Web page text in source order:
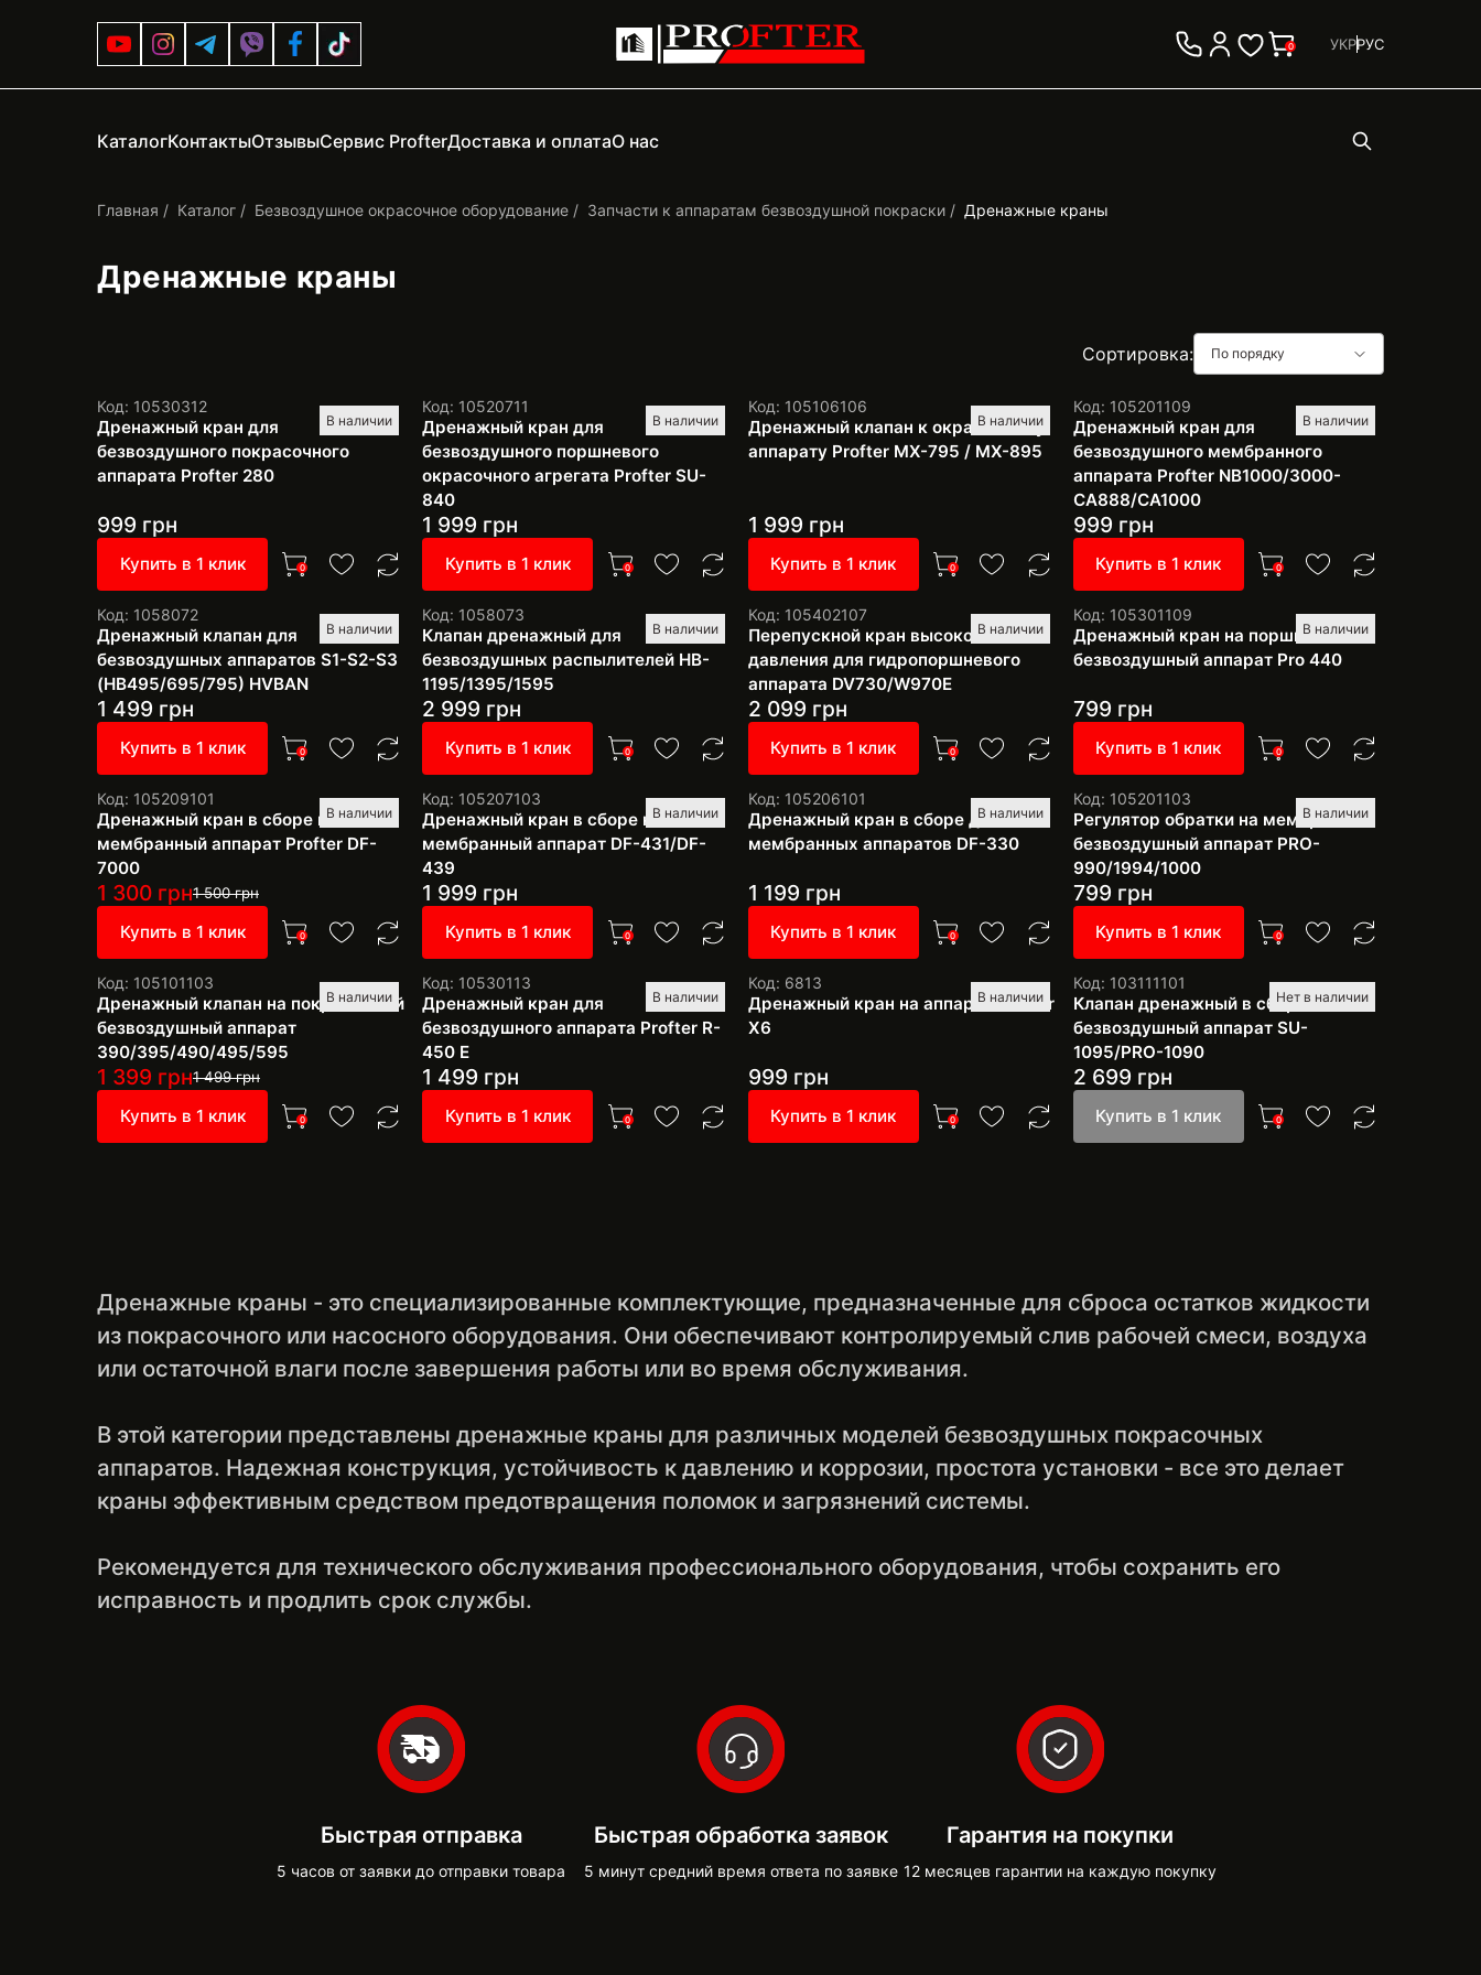
0 УКРРУС
КаталогКонтактыОтзывыСервис ProfterДоставка и оплатаО нас
Главная Каталог Безвоздушное окрасочное оборудование Запчасти к аппаратам безвоздушной покраски Дренажные краны
Дренажные краны
Сортировка: По порядку
В наличии
Код: 10530312
Дренажный кран для
безвоздушного покрасочного
аппарата Profter 280
999 грн
Купить в 1 клик 0
В наличии
Код: 10520711
Дренажный кран для
безвоздушного поршневого
окрасочного агрегата Profter SU-
840
1 999 грн
Купить в 1 клик 0
В наличии
Код: 105106106
Дренажный клапан к окрасочному
аппарату Profter MX-795 / MX-895
1 999 грн
Купить в 1 клик 0
В наличии
Код: 105201109
Дренажный кран для
безвоздушного мембранного
аппарата Profter NB1000/3000-
CA888/CA1000
999 грн
Купить в 1 клик 0
В наличии
Код: 1058072
Дренажный клапан для
безвоздушных аппаратов S1-S2-S3
(HB495/695/795) HVBAN
1 499 грн
Купить в 1 клик 0
В наличии
Код: 1058073
Клапан дренажный для
безвоздушных распылителей HB-
1195/1395/1595
2 999 грн
Купить в 1 клик 0
В наличии
Код: 105402107
Перепускной кран высокого
давления для гидропоршневого
аппарата DV730/W970E
2 099 грн
Купить в 1 клик 0
В наличии
Код: 105301109
Дренажный кран на поршневой
безвоздушный аппарат Pro 440
799 грн
Купить в 1 клик 0
В наличии
Код: 105209101
Дренажный кран в сборе на
мембранный аппарат Profter DF-
7000
1 300 грн1 500грн
Купить в 1 клик 0
В наличии
Код: 105207103
Дренажный кран в сборе на
мембранный аппарат DF-431/DF-
439
1 999 грн
Купить в 1 клик 0
В наличии
Код: 105206101
Дренажный кран в сборе для
мембранных аппаратов DF-330
1 199 грн
Купить в 1 клик 0
В наличии
Код: 105201103
Регулятор обратки на мембранный
безвоздушный аппарат PRO-
990/1994/1000
799 грн
Купить в 1 клик 0
В наличии
Код: 105101103
Дренажный клапан на покрасочный
безвоздушный аппарат
390/395/490/495/595
1 399 грн1 499грн
Купить в 1 клик 0
В наличии
Код: 10530113
Дренажный кран для
безвоздушного аппарата Profter R-
450 E
1 499 грн
Купить в 1 клик 0
В наличии
Код: 6813
Дренажный кран на аппарат Profter
Х6
999 грн
Купить в 1 клик 0
Нет в наличии
Код: 103111101
Клапан дренажный в сборе на
безвоздушный аппарат SU-
1095/PRO-1090
2 699 грн
Купить в 1 клик 0
Дренажные краны - это специализированные комплектующие, предназначенные для сброса остатков жидкости
из покрасочного или насосного оборудования. Они обеспечивают контролируемый слив рабочей смеси, воздуха
или остаточной влаги после завершения работы или во время обслуживания.
В этой категории представлены дренажные краны для различных моделей безвоздушных покрасочных
аппаратов. Надежная конструкция, устойчивость к давлению и коррозии, простота установки - все это делает
краны эффективным средством предотвращения поломок и загрязнений системы.
Рекомендуется для технического обслуживания профессионального оборудования, чтобы сохранить его
исправность и продлить срок службы.
Быстрая отправка
5 часов от заявки до отправки товара
Быстрая обработка заявок
5 минут средний время ответа по заявке
Гарантия на покупки
12 месяцев гарантии на каждую покупку